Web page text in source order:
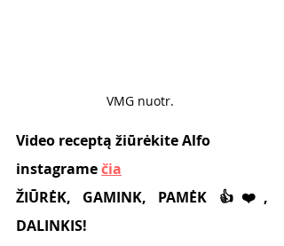
VMG nuotr.
Video receptą žiūrėkite Alfo
instagrame čia
ŽIŪRĖK, GAMINK, PAMĖK 👍❤️,
DALINKIS!